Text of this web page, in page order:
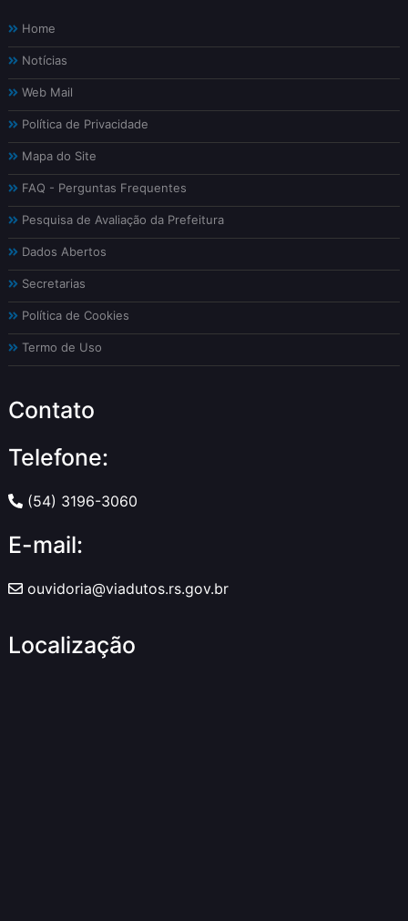
Home
Notícias
Web Mail
Política de Privacidade
Mapa do Site
FAQ - Perguntas Frequentes
Pesquisa de Avaliação da Prefeitura
Dados Abertos
Secretarias
Política de Cookies
Termo de Uso
Contato
Telefone:
(54) 3196-3060
E-mail:
ouvidoria@viadutos.rs.gov.br
Localização